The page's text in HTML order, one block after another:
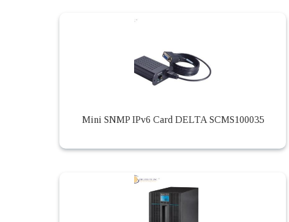
Mini SNMP IPv6 Card DELTA SCMS100035